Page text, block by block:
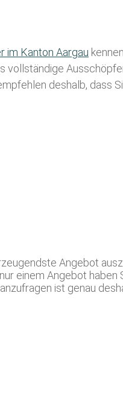
im K anton Aargau
vollständige
deshalb, dass
Angebot
einem Angebot haben
ist genau